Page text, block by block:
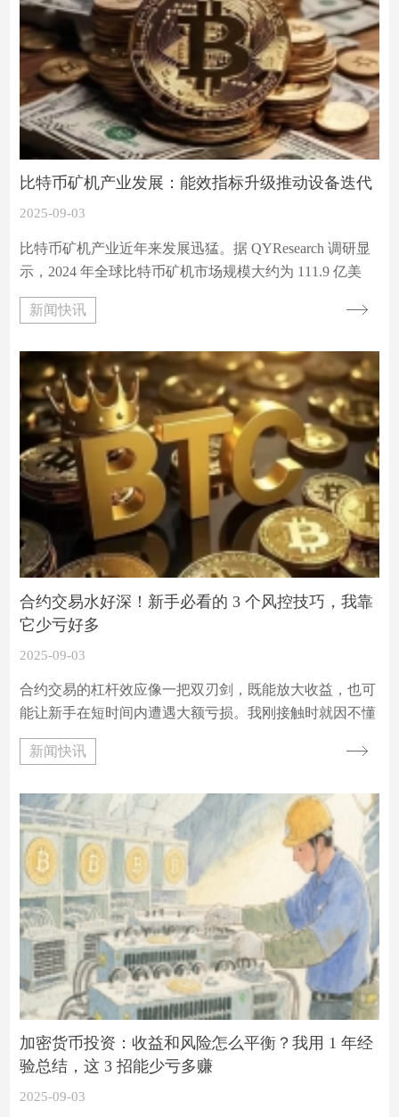
比特币矿机产业发展：能效指标升级推动设备迭代
2025-09-03
比特币矿机产业近年来发展迅猛。据 QYResearch 调研显
示，2024 年全球比特币矿机市场规模大约为 111.9 亿美
元，预计 2031 年将达到 574.4 亿美元，2025-2031 期间年
复合增长率（CAGR）为 26.7%。全球核心厂商包括
98% 的份额 。从地域来看，北美是全球最大的市场，占
有接近 32% 的市场份额。产品类型方面，比特币矿机占
据主要地位，从应用场景来说，矿场是最大的应用领域，
占有 60% 份额。
新闻快讯
合约交易水好深！新手必看的 3 个风控技巧，我靠
它少亏好多
2025-09-03
合约交易的杠杆效应像一把双刃剑，既能放大收益，也可
能让新手在短时间内遭遇大额亏损。我刚接触时就因不懂
风控，3 天内亏损近 40%，后来靠着总结的 3 个技巧，不
仅稳住了本金，还逐步实现了正向收益。以下是经过实战
新闻快讯
加密货币投资：收益和风险怎么平衡？我用 1 年经
验总结，这 3 招能少亏多赚
2025-09-03